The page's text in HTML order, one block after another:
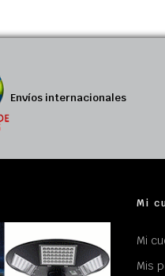
Envíos internacionales
Mi
Mi
Mis